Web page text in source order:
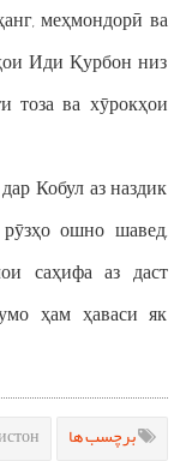
меҳмондорӣ ва
Иди Қурбон низ
тоза ва хӯрокҳои
Кобул аз наздик
ошно шавед,
саҳифа аз даст
ҳам ҳаваси як
برچسب ها